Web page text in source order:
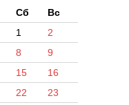
Сб Вс
1
2
8
9
15
16
22
23